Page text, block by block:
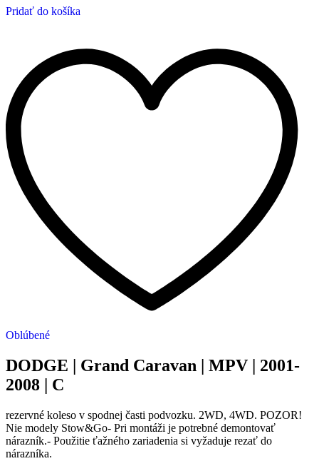
Pridať do košíka
Oblúbené
DODGE | Grand Caravan | MPV | 2001-
2008 | C
rezervné koleso v spodnej časti podvozku. 2WD, 4WD. POZOR!
Nie modely Stow&Go- Pri montáži je potrebné demontovať
nárazník.- Použitie ťažného zariadenia si vyžaduje rezať do
nárazníka.